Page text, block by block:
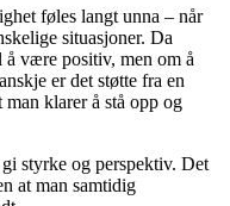
føles langt unna – når
situasjoner. Da
å være positiv, men om å
er det støtte fra en
klarer å stå opp og
styrke og perspektiv. Det
at man samtidig